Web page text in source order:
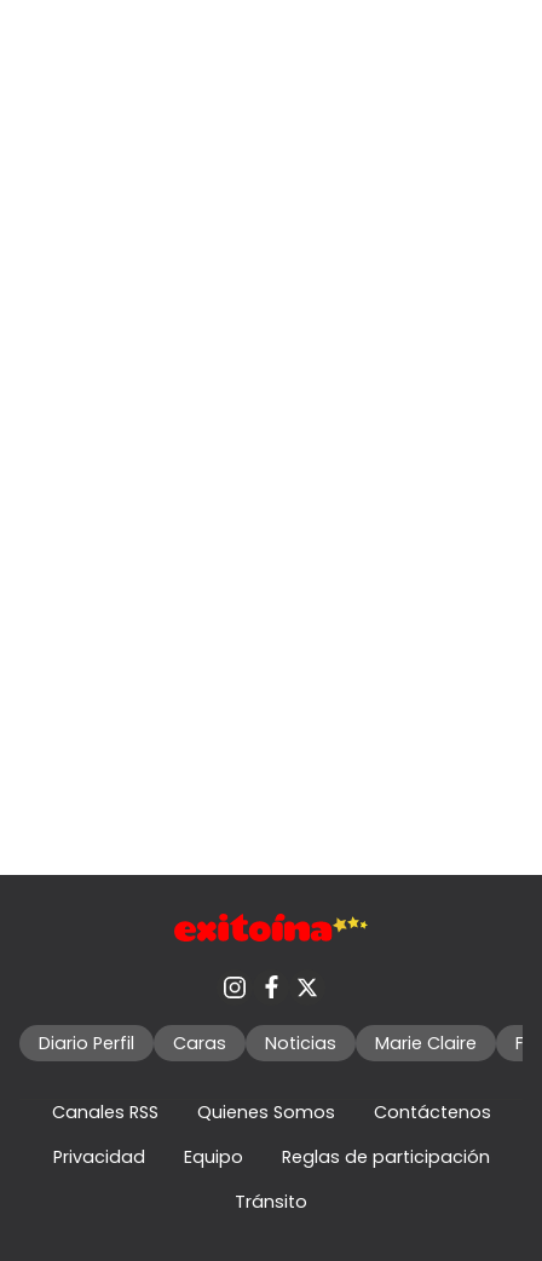
Diario Perfil Caras Noticias Marie Claire
Canales RSS Quienes Somos
Contáctenos
Privacidad
Equipo
Reglas de participación
Tránsito